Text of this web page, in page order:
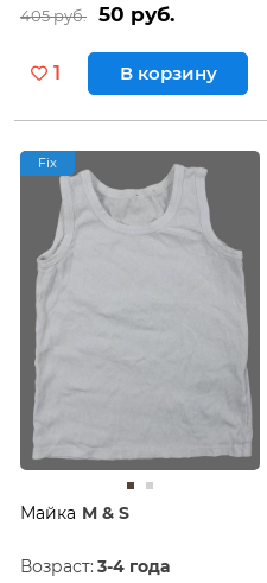
405 руб. 50 руб.
1 В корзину
Fix
Майка M & S
Возраст: 3-4 года